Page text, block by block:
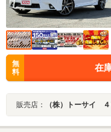
無
料
在
販売店： （株）トーサイ